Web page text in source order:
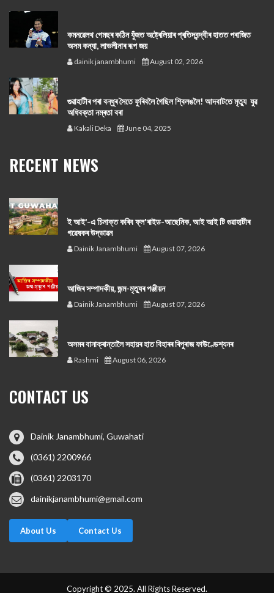
কমনৱেলথ গেমছৰ কঠিন যুঁজত অষ্ট্ৰেলিয়াৰ প্ৰতিদ্বন্দ্বীৰ হাতত পৰাজিত
অসম কন্যা, লাভলীনাৰ ৰূপ জয়
dainik janambhumi August 02, 2026
গুৱাহাটীৰ পৰা বন্ধুৰ সৈতে ফুৰিবলৈ গৈছিল শ্বিলঙলৈ! আদবাটতে মৃত্যু যুৱ
অধিবক্তা নম্ৰতা বৰা
Kakali Deka June 04, 2025
RECENT NEWS
ই আই'-এ চিনাক্ত কৰিব ফ্ল'ৰাইড-আছেনিক, আই আই টি গুৱাহাটীৰ
গৱেষকৰ উদ্ভাৱন
Dainik Janambhumi August 07, 2026
আজিৰ সম্পাদকীয়, জন্ম-মৃত্যুৰ পঞ্জীয়ন
Dainik Janambhumi August 07, 2026
অসমৰ বানাক্ৰান্তালৈ সহায়ৰ হাত বিহাৰৰ ৰিপুৰাজ ফাউণ্ডেশ্যনৰ
Rashmi August 06, 2026
CONTACT US
Dainik Janambhumi, Guwahati
(0361) 2200966
(0361) 2203170
dainikjanambhumi@gmail.com
About Us Contact Us
Copyright © 2025. All Rights Reserved.